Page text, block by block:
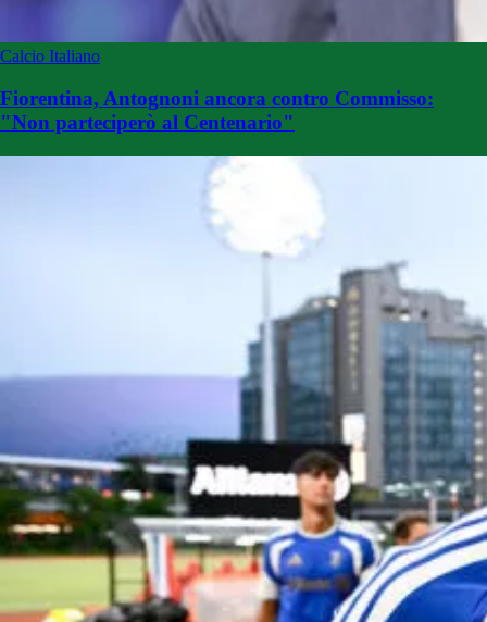
Calcio Italiano
Fiorentina, Antognoni ancora contro Commisso:
"Non parteciperò al Centenario"